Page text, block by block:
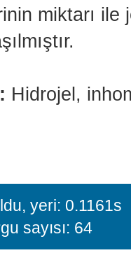
miktarı
Hidrojel,
yeri: 0.1161s
sayısı: 64